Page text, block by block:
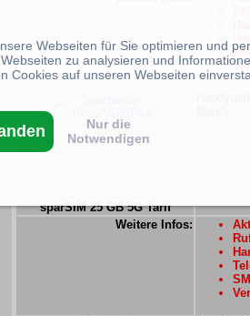
sparSIM 25 GB 5G Tarif
Weitere Infos:
Webseiten für Sie optimieren und
zu analysieren und
Cookies auf unseren Webseiten
Nur die
Notwendigen